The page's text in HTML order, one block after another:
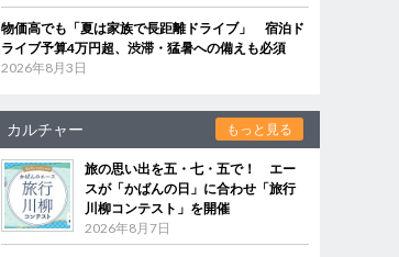
物価高でも「夏は家族で長距離ドライブ」 宿泊ド
ライブ予算4万円超、渋滞・猛暑への備えも必須
2026年8月3日
カルチャー もっと見る
旅の思い出を五・七・五で！ エー
スが「かばんの日」に合わせ「旅行
川柳コンテスト」を開催
2026年8月7日